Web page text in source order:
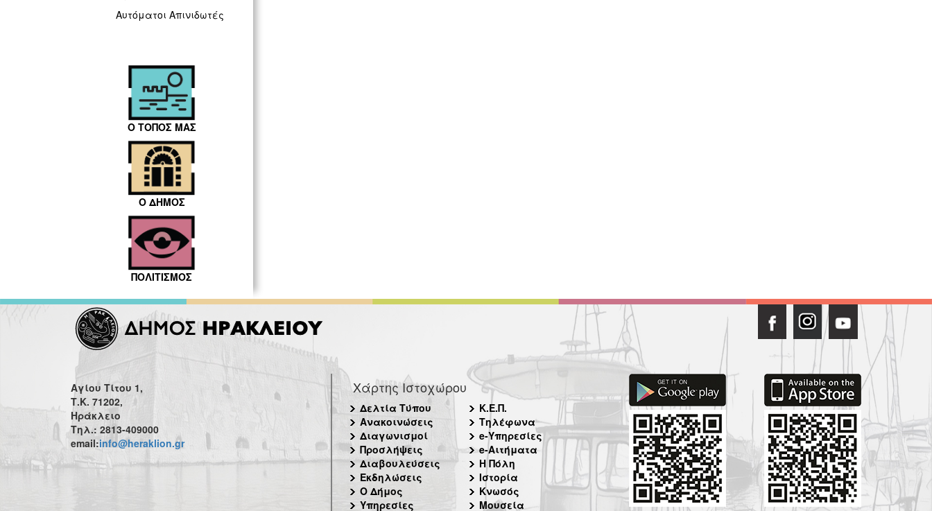
Αυτόματοι Απινιδωτές
Ο ΤΟΠΟΣ ΜΑΣ
Ο ΔΗΜΟΣ
ΠΟΛΙΤΙΣΜΟΣ
Αγίου Τίτου 1,
Τ.Κ. 71202,
Ηράκλειο
Τηλ.: 2813-409000
email:info@heraklion.gr
Χάρτης Ιστοχώρου
Δελτία Τύπου
Ανακοινώσεις
Διαγωνισμοί
Προσλήψεις
Διαβουλεύσεις
Εκδηλώσεις
Ο Δήμος
Υπηρεσίες
Κ.Ε.Π.
Τηλέφωνα
e-Υπηρεσίες
e-Αιτήματα
Η Πόλη
Ιστορία
Κνωσός
Μουσεία